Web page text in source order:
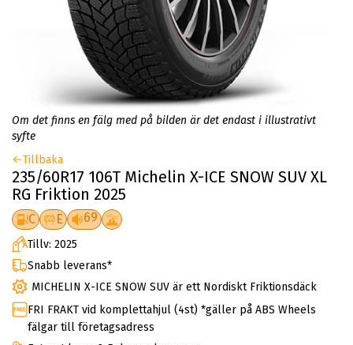
Om det finns en fälg med på bilden är det endast i illustrativt
syfte
Tillbaka
235/60R17 106T Michelin X-ICE SNOW SUV XL
RG Friktion 2025
C E 69
Tillv: 2025
Snabb leverans*
MICHELIN X-ICE SNOW SUV är ett Nordiskt Friktionsdäck
FRI FRAKT vid komplettahjul (4st) *gäller på ABS Wheels
fälgar till företagsadress